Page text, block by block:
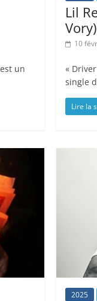
un
Lil
Vory)
10
«
single
Lire la
2025